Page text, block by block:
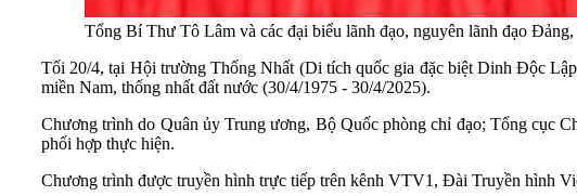
Tổng Bí Thư Tô Lâm và các đại biểu lãnh đạo, nguyên lãnh đạo
Tối 20/4, tại Hội trường Thống Nhất (Di tích quốc gia đặc biệt Dinh Độc
miền Nam, thống nhất đất nước (30/4/1975 - 30/4/2025).
Chương trình do Quân ủy Trung ương, Bộ Quốc phòng chỉ đạo; Tổng cục
phối hợp thực hiện.
Chương trình được truyền hình trực tiếp trên kênh VTV1, Đài Truyền hình